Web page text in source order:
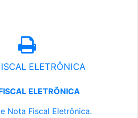
ELETRÔNICA
ELETRÔNICA
Nota Fiscal Eletrônica.